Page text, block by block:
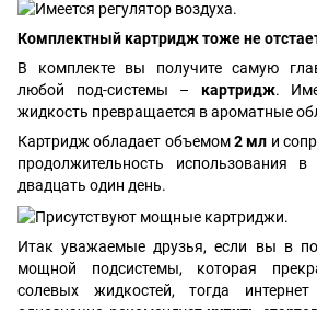
Комплектный картридж тоже не
В комплекте вы получите самую
любой под-системы – картридж.
жидкость превращается в ароматные
Картридж обладает объемом2 мл и
продолжительность использования в
двадцать один день.
Итак уважаемые друзья, если вы в
мощной подсистемы, которая
солевых жидкостей, тогда